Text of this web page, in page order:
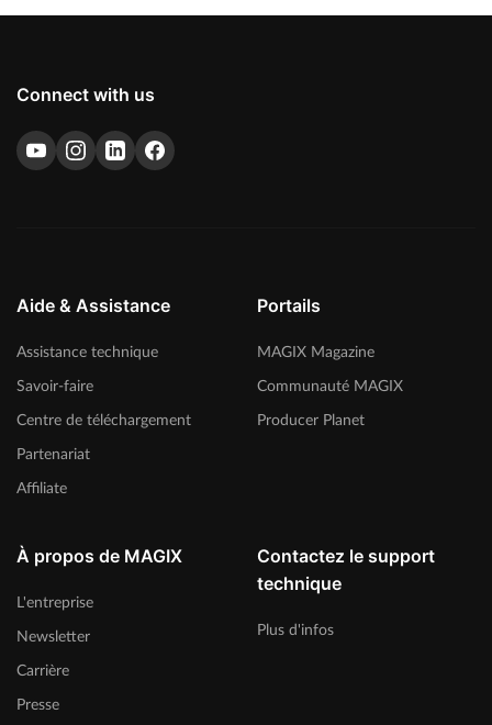
Connect with us
Aide & Assistance
Assistance technique
Savoir-faire
Centre de téléchargement
Partenariat
Affiliate
Portails
MAGIX Magazine
Communauté MAGIX
Producer Planet
À propos de MAGIX
L'entreprise
Newsletter
Carrière
Presse
Contactez le support
technique
Plus d'infos